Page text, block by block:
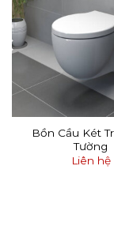
Bồn Cầu Két
Tường
Liên hệ